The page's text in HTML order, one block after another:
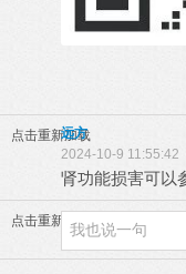
点击重新加载
远方
2024-10-9 11:55:42
肾功能损害可以
点击重新加载